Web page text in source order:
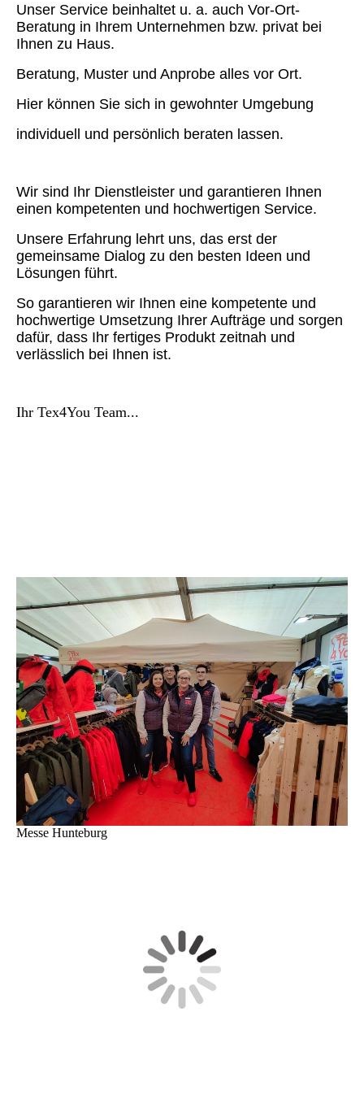
Unser Service beinhaltet u. a. auch Vor-Ort-
Beratung in Ihrem Unternehmen bzw. privat bei
Ihnen zu Haus.
Beratung, Muster und Anprobe alles vor Ort.
Hier können Sie sich in gewohnter Umgebung
individuell und persönlich beraten lassen.
Wir sind Ihr Dienstleister und garantieren Ihnen
einen kompetenten und hochwertigen Service.
Unsere Erfahrung lehrt uns, das erst der
gemeinsame Dialog zu den besten Ideen und
Lösungen führt.
So garantieren wir Ihnen eine kompetente und
hochwertige Umsetzung Ihrer Aufträge und sorgen
dafür, dass Ihr fertiges Produkt zeitnah und
verlässlich bei Ihnen ist.
Ihr Tex4You Team...
Messe Hunteburg